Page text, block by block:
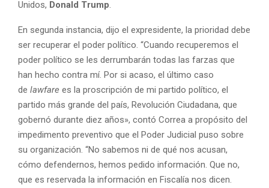
Unidos, Donald Trump.
En segunda instancia, dijo el expresidente, la prioridad debe
ser recuperar el poder político. “Cuando recuperemos el
poder político se les derrumbarán todas las farzas que
han hecho contra mí. Por si acaso, el último caso
de lawfare es la proscripción de mi partido político, el
partido más grande del país, Revolución Ciudadana, que
gobernó durante diez años», contó Correa a propósito del
impedimento preventivo que el Poder Judicial puso sobre
su organización. “No sabemos ni de qué nos acusan,
cómo defendernos, hemos pedido información. Que no,
que es reservada la información en Fiscalía nos dicen.